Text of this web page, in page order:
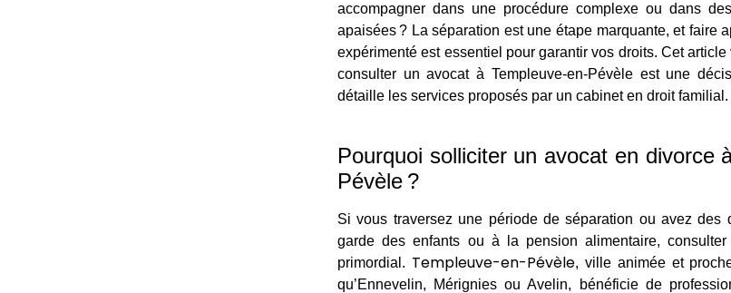
accompagner dans une procédure complexe ou dans
apaisées ? La séparation est une étape marquante, et faire
expérimenté est essentiel pour garantir vos droits. Cet
consulter un avocat à Templeuve-en-Pévèle est une
détaille les services proposés par un cabinet en droit familial.
Pourquoi solliciter un avocat en divorce
Pévèle ?
Si vous traversez une période de séparation ou avez des
garde des enfants ou à la pension alimentaire,
primordial. Templeuve-en-Pévèle, ville animée et
qu’Ennevelin, Mérignies ou Avelin, bénéficie de